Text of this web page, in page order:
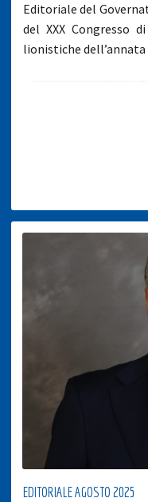
Editoriale del
del XXX Congresso
lionistiche dell’annata
EDITORIALE AGOSTO 2025